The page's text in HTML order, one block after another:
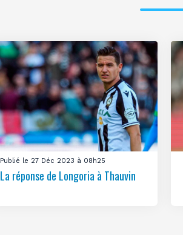
Publié le 27 Déc 2023 à 08h25
La réponse de Longoria à Thauvin